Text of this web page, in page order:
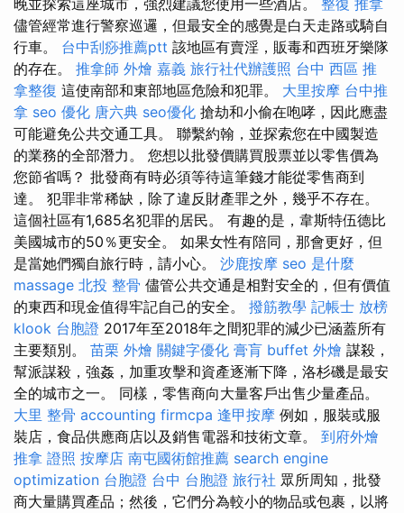
晚並探索這座城市，強烈建議您使用一些酒店。 整復 推拿
儘管經常進行警察巡邏，但最安全的感覺是白天走路或騎自
行車。 台中刮痧推薦ptt 該地區有賣淫，販毒和西班牙樂隊
的存在。 推拿師 外燴 嘉義 旅行社代辦護照 台中 西區 推
拿整復 這使南部和東部地區危險和犯罪。 大里按摩 台中推
拿 seo 優化 唐六典 seo優化 搶劫和小偷在咆哮，因此應盡
可能避免公共交通工具。 聯繫約翰，並探索您在中國製造
的業務的全部潛力。 您想以批發價購買股票並以零售價為
您節省嗎？ 批發商有時必須等待這筆錢才能從零售商到
達。 犯罪非常稀缺，除了違反財產罪之外，幾乎不存在。
這個社區有1,685名犯罪的居民。 有趣的是，韋斯特伍德比
美國城市的50％更安全。 如果女性有陪同，那會更好，但
是當她們獨自旅行時，請小心。 沙鹿按摩 seo 是什麼
massage 北投 整骨 儘管公共交通是相對安全的，但有價值
的東西和現金值得牢記自己的安全。 撥筋教學 記帳士 放榜
klook 台胞證 2017年至2018年之間犯罪的減少已涵蓋所有
主要類別。 苗栗 外燴 關鍵字優化 膏肓 buffet 外燴 謀殺，
幫派謀殺，強姦，加重攻擊和資產逐漸下降，洛杉磯是最安
全的城市之一。 同樣，零售商向大量客戶出售少量產品。
大里 整骨 accounting firmcpa 逢甲按摩 例如，服裝或服
裝店，食品供應商店以及銷售電器和技術文章。 到府外燴
推拿 證照 按摩店 南屯國術館推薦 search engine
optimization 台胞證 台中 台胞證 旅行社 眾所周知，批發
商大量購買產品；然後，它們分為較小的物品或包裹，以將